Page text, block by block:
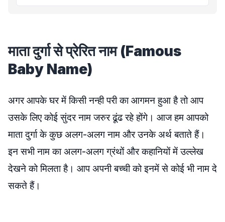
माता दुर्गा से प्रेरित नाम (Famous
Baby Name)
अगर आपके घर में किसी नन्ही परी का आगमन हुआ है तो आप
उसके लिए कोई सुंदर नाम जरुर ढूंढ रहे होंगे। आज हम आपको
माता दुर्गा के कुछ अलग-अलग नाम और उनके अर्थ बताते हैं।
इन सभी नाम का अलग-अलग ग्रंथों और कहानियों में उल्लेख
देखने को मिलता है। आप अपनी बच्ची को इनमें से कोई भी नाम दे
सकते हैं।